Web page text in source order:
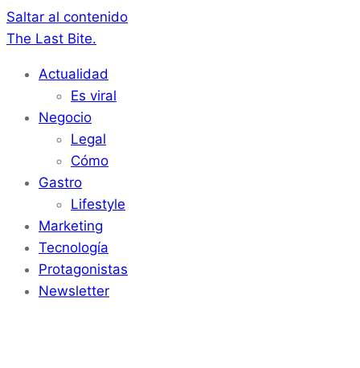
Saltar al contenido
The Last Bite.
Actualidad
Es viral
Negocio
Legal
Cómo
Gastro
Lifestyle
Marketing
Tecnología
Protagonistas
Newsletter